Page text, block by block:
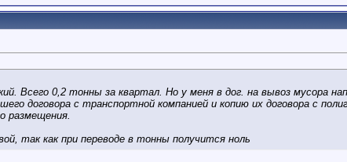
Всего 0,2 тонны за квартал. Но у меня в дог. на вывоз мусора
договора с транспортной компанией и копию их договора с
размещения.
так как при переводе в тонны получится ноль